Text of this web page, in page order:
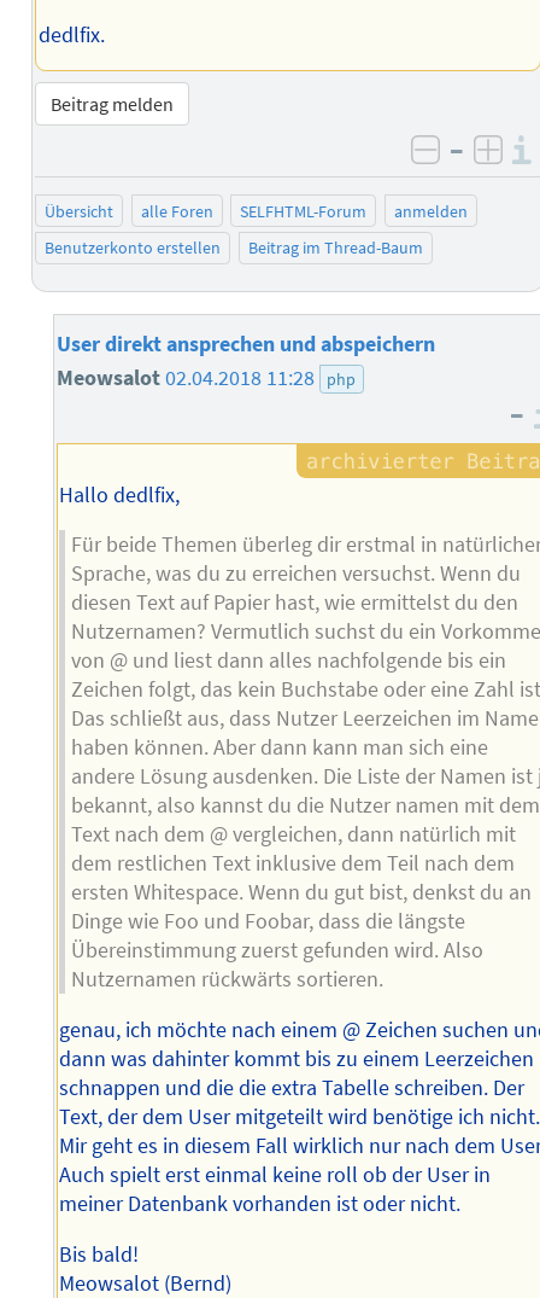
dedlfix.
Beitrag melden
negativ
–
Übersicht alle Foren SELFHTML-Forum
anmelden
Benutzerkonto erstellen
Beitrag im Thread-Baum
User direkt ansprechen und abspeichern
Meowsalot02.04.2018 11:28 php
–
Hallo dedlfix,
Für beide Themen überleg dir erstmal in
Sprache, was du zu erreichen versuchst. Wenn du
diesen Text auf Papier hast, wie ermittelst du den
Nutzernamen? Vermutlich suchst du ein
von @ und liest dann alles nachfolgende bis ein
Zeichen folgt, das kein Buchstabe oder eine Zahl
Das schließt aus, dass Nutzer Leerzeichen im
haben können. Aber dann kann man sich eine
andere Lösung ausdenken. Die Liste der Namen ist
bekannt, also kannst du die Nutzer namen mit dem
Text nach dem @ vergleichen, dann natürlich mit
dem restlichen Text inklusive dem Teil nach dem
ersten Whitespace. Wenn du gut bist, denkst du an
Dinge wie Foo und Foobar, dass die längste
Übereinstimmung zuerst gefunden wird. Also
Nutzernamen rückwärts sortieren.
genau, ich möchte nach einem @ Zeichen suchen
dann was dahinter kommt bis zu einem Leerzeichen
schnappen und die die extra Tabelle schreiben. Der
Text, der dem User mitgeteilt wird benötige ich nicht.
Mir geht es in diesem Fall wirklich nur nach dem
Auch spielt erst einmal keine roll ob der User in
meiner Datenbank vorhanden ist oder nicht.
Bis bald!
Meowsalot (Bernd)